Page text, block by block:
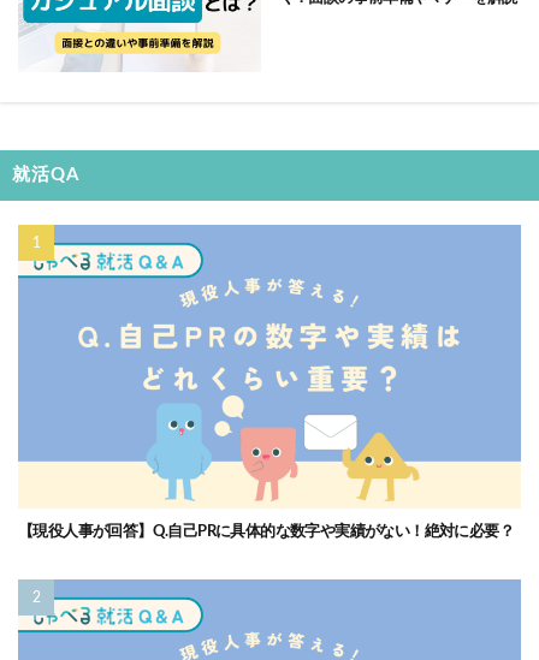
就活QA
【現役人事が回答】Q.自己PRに具体的な数字や実績がない！絶対に必要？